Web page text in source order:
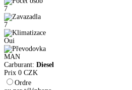
7
7
Oui
MAN
Carburant: Diesel
Prix 0 CZK
Ordre